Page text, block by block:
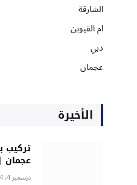
الشارقة
ام القيوين
دبي
عجمان
الأخيرة
تركيب
عجمان
ديسمبر 4, 2024